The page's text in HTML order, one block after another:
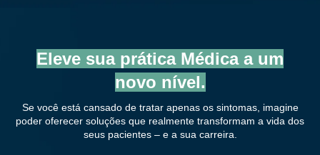
Eleve sua prática Médica a um
novo nível.
Se você está cansado de tratar apenas os sintomas, imagine
poder oferecer soluções que realmente transformam a vida dos
seus pacientes – e a sua carreira.